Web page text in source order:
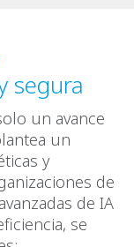
segura
un avance
un
y
de
de IA
se